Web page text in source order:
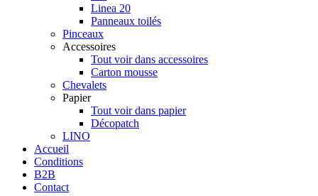
Linea 20
Panneaux toilés
Pinceaux
Accessoires
Tout voir dans accessoires
Carton mousse
Chevalets
Papier
Tout voir dans papier
Décopatch
LINO
Accueil
Conditions
B2B
Contact